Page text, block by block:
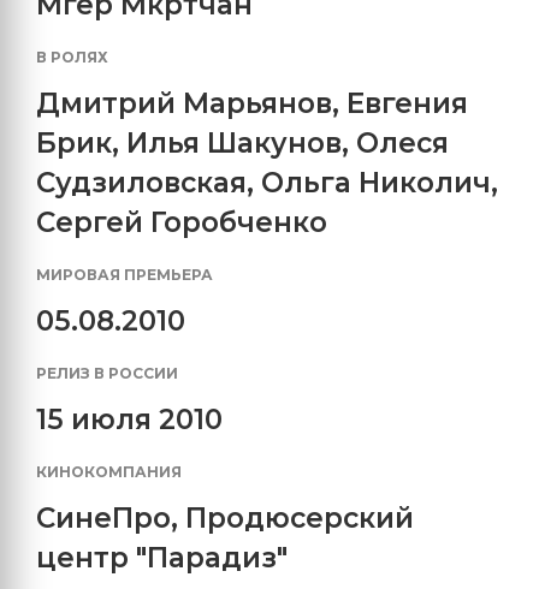
В РОЛЯХ
Дмитрий Марьянов, Евгения
Брик, Илья Шакунов, Олеся
Судзиловская, Ольга Николич,
Сергей Горобченко
МИРОВАЯ ПРЕМЬЕРА
05.08.2010
РЕЛИЗ В РОССИИ
15 июля 2010
КИНОКОМПАНИЯ
СинеПро, Продюсерский
центр "Парадиз"